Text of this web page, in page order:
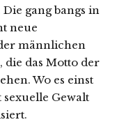
gang bangs in
neue
männlichen
die das Motto der
Wo es einst
Gewalt